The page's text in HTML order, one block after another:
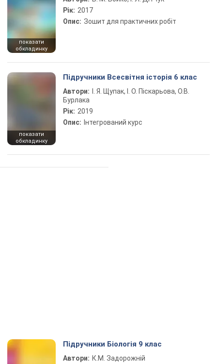
показати
обкладинку
Рік: 2017
Опис: Зошит для практичних робіт
показати
обкладинку
Підручники Всесвітня історія 6 клас
Автори:
І. Я. Щупак, І. О. Піскарьова, О.В.
Бурлака
Рік: 2019
Опис: Інтегрований курс
Підручники Біологія 9 клас
Автори: К.М. Задорожній